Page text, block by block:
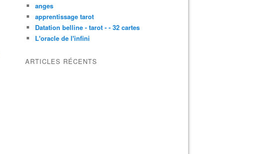
anges
apprentissage tarot
Datation belline - tarot - - 32 cartes
L'oracle de l'infini
ARTICLES RÉCENTS